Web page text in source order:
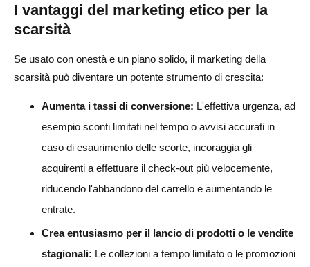
I vantaggi del marketing etico per la
scarsità
Se usato con onestà e un piano solido, il marketing della
scarsità può diventare un potente strumento di crescita:
Aumenta i tassi di conversione: L'effettiva urgenza, ad
esempio sconti limitati nel tempo o avvisi accurati in
caso di esaurimento delle scorte, incoraggia gli
acquirenti a effettuare il check-out più velocemente,
riducendo l'abbandono del carrello e aumentando le
entrate.
Crea entusiasmo per il lancio di prodotti o le vendite
stagionali: Le collezioni a tempo limitato o le promozioni